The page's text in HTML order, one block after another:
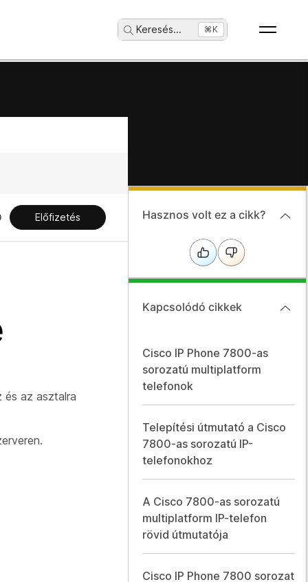
Keresés... ⌘K
Előfizetés
és az asztalra
Hasznos volt ez a cikk?
Kapcsolódó cikkek
Cisco IP Phone 7800-as
sorozatú multiplatform
telefonok
Telepítési útmutató a Cisco
7800-as sorozatú IP-
telefonokhoz
A Cisco 7800-as sorozatú
multiplatform IP-telefon
rövid útmutatója
Cisco IP Phone 7800 sorozat